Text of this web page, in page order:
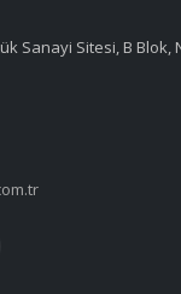
Sanayi Sitesi, B Blok,